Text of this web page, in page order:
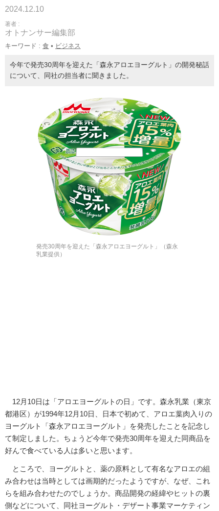
2024.12.10
著者 :
オトナンサー編集部
キーワード : 食 • ビジネス
今年で発売30周年を迎えた「森永アロエヨーグルト」の開発秘話
について、同社の担当者に聞きました。
発売30周年を迎えた「森永アロエヨーグルト」（森永
乳業提供）
12月10日は「アロエヨーグルトの日」です。森永乳業（東京
都港区）が1994年12月10日、日本で初めて、アロエ葉肉入りの
ヨーグルト「森永アロエヨーグルト」を発売したことを記念し
て制定しました。ちょうど今年で発売30周年を迎えた同商品を
好んで食べている人は多いと思います。
ところで、ヨーグルトと、薬の原料として有名なアロエの組
み合わせは当時としては画期的だったようですが、なぜ、これ
らを組み合わせたのでしょうか。商品開発の経緯やヒットの裏
側などについて、同社ヨーグルト・デザート事業マーケティン